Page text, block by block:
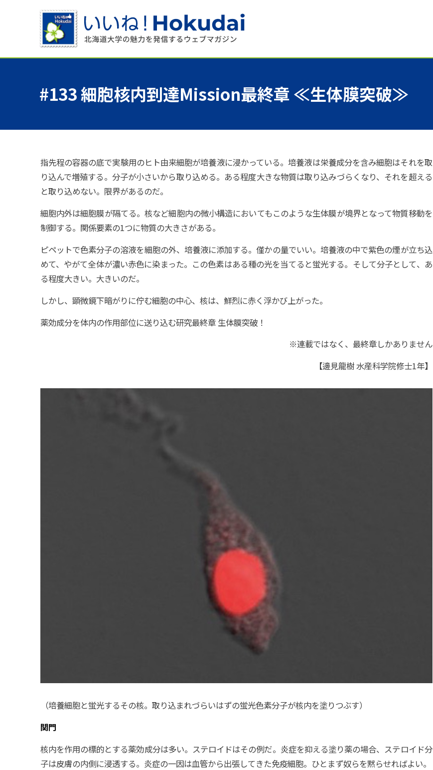
#133細胞核内到達Mission――最終章≪生体膜突破≫
指先程の容器の底で実験用のヒト由来細胞が培養液に浸かっている。培養液は栄養成分を含み細胞はそれを取
り込んで増殖する。分子が小さいから取り込める。ある程度大きな物質は取り込みづらくなり、それを超える
と取り込めない。限界があるのだ。
細胞内外は細胞膜が隔てる。核など細胞内の微小構造においてもこのような生体膜が境界となって物質移動を
制御する。関係要素の1つに物質の大きさがある。
ピペットで色素分子の溶液を細胞の外、培養液に添加する。僅かの量でいい。培養液の中で紫色の煙が立ち込
めて、やがて全体が濃い赤色に染まった。この色素はある種の光を当てると蛍光する。そして分子として、あ
る程度大きい。大きいのだ。
しかし、顕微鏡下――暗がりに佇む細胞の中心、核は、鮮烈に赤く浮かび上がった。
薬効成分を体内の作用部位に送り込む研究――最終章 生体膜突破！
※連載ではなく、最終章しかありません
【邊見龍樹 水産科学院修士1年】
（培養細胞と蛍光するその核。取り込まれづらいはずの蛍光色素分子が核内を塗りつぶす）
関門
核内を作用の標的とする薬効成分は多い。ステロイドはその例だ。炎症を抑える塗り薬の場合、ステロイド分
子は皮膚の内側に浸透する。炎症の一因は血管から出張してきた免疫細胞。ひとまず奴らを黙らせればよい。